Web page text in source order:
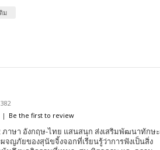
ม
| Be the first to review
าษา อังกฤษ-ไทย แสนสนุก ส่งเสริมพัฒนาทักษะ
ผจญภัยของสุนัขจิ้งจอกที่เรียนรู้ว่าการฟังเป็นสิ่ง